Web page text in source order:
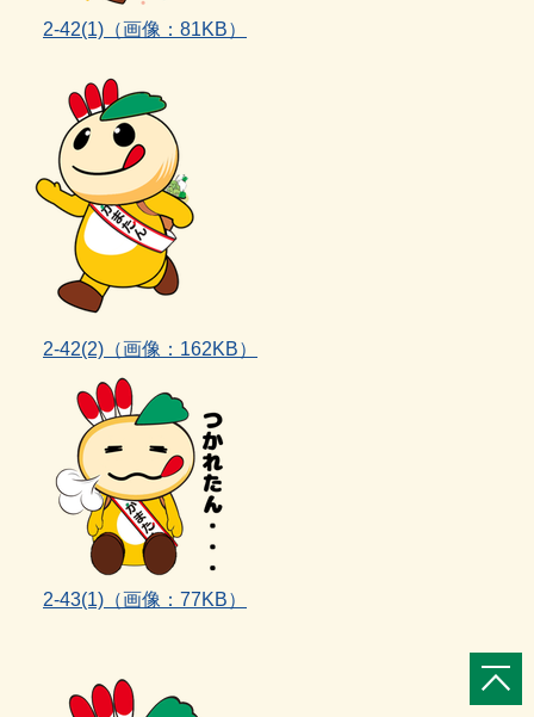
2‐42(1) （画像：81KB）
2‐42(2)（画像：162KB）
2‐43(1) （画像：77KB）